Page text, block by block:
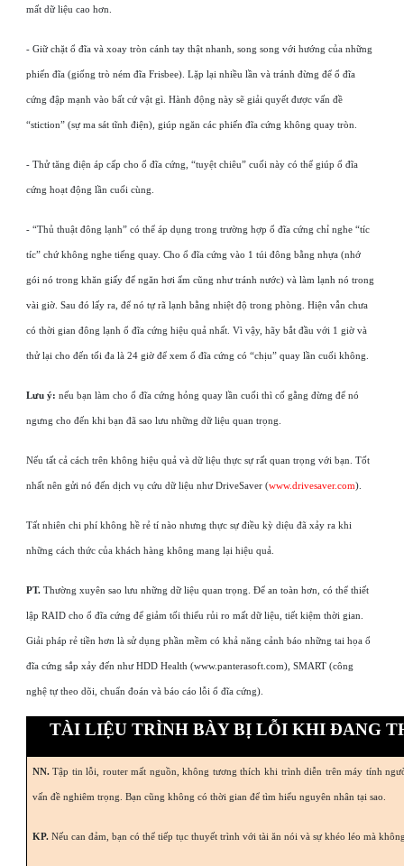
mất dữ liệu cao hơn.
- Giữ chặt ổ đĩa và xoay tròn cánh tay thật nhanh, song song với hướng của những
phiến đĩa (giống trò ném đĩa Frisbee). Lặp lại nhiều lần và tránh đừng để ổ đĩa
cứng đập mạnh vào bất cứ vật gì. Hành động này sẽ giải quyết được vấn đề
“stiction” (sự ma sát tĩnh điện), giúp ngăn các phiến đĩa cứng không quay tròn.
- Thử tăng điện áp cấp cho ổ đĩa cứng, “tuyệt chiêu” cuối này có thể giúp ổ đĩa
cứng hoạt động lần cuối cùng.
- “Thủ thuật đông lạnh” có thể áp dụng trong trường hợp ổ đĩa cứng chỉ nghe “tíc
tíc” chứ không nghe tiếng quay. Cho ổ đĩa cứng vào 1 túi đông bằng nhựa (nhớ
gói nó trong khăn giấy để ngăn hơi ẩm cũng như tránh nước) và làm lạnh nó trong
vài giờ. Sau đó lấy ra, để nó tự rã lạnh bằng nhiệt độ trong phòng. Hiện vẫn chưa
có thời gian đông lạnh ổ đĩa cứng hiệu quả nhất. Vì vậy, hãy bắt đầu với 1 giờ và
thử lại cho đến tối đa là 24 giờ để xem ổ đĩa cứng có “chịu” quay lần cuối không.
Lưu ý: nếu bạn làm cho ổ đĩa cứng hỏng quay lần cuối thì cố gằng đừng để nó
ngưng cho đến khi bạn đã sao lưu những dữ liệu quan trọng.
Nếu tất cả cách trên không hiệu quả và dữ liệu thực sự rất quan trọng với bạn. Tốt
nhất nên gửi nó đến dịch vụ cứu dữ liệu như DriveSaver (www.drivesaver.com).
Tất nhiên chi phí không hề rẻ tí nào nhưng thực sự điều kỳ diệu đã xảy ra khi
những cách thức của khách hàng không mang lại hiệu quả.
PT.Thường xuyên sao lưu những dữ liệu quan trọng. Để an toàn hơn, có thể thiết
lập RAID cho ổ đĩa cứng để giảm tối thiểu rủi ro mất dữ liệu, tiết kiệm thời gian.
Giải pháp rẻ tiền hơn là sử dụng phần mềm có khả năng cảnh báo những tai họa ổ
đĩa cứng sắp xảy đến như HDD Health (www.panterasoft.com), SMART (công
nghệ tự theo dõi, chuẩn đoán và báo cáo lỗi ổ đĩa cứng).
TÀI LIỆU TRÌNH BÀY BỊ LỖI KHI ĐANG
NN.Tập tin lỗi, router mất nguồn, không tương thích khi trình diễn trên máy tính
vấn đề nghiêm trọng. Bạn cũng không có thời gian để tìm hiểu nguyên nhân tại sao.
KP.Nếu can đảm, bạn có thể tiếp tục thuyết trình với tài ăn nói và sự khéo léo mà